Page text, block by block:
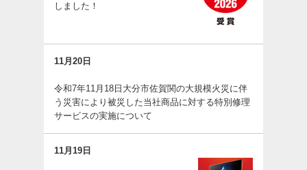
しました！
11月20日
令和7年11月18日大分市佐賀関の大規模火災に伴
う災害により被災した当社商品に対する特別修理
サービスの実施について
11月19日